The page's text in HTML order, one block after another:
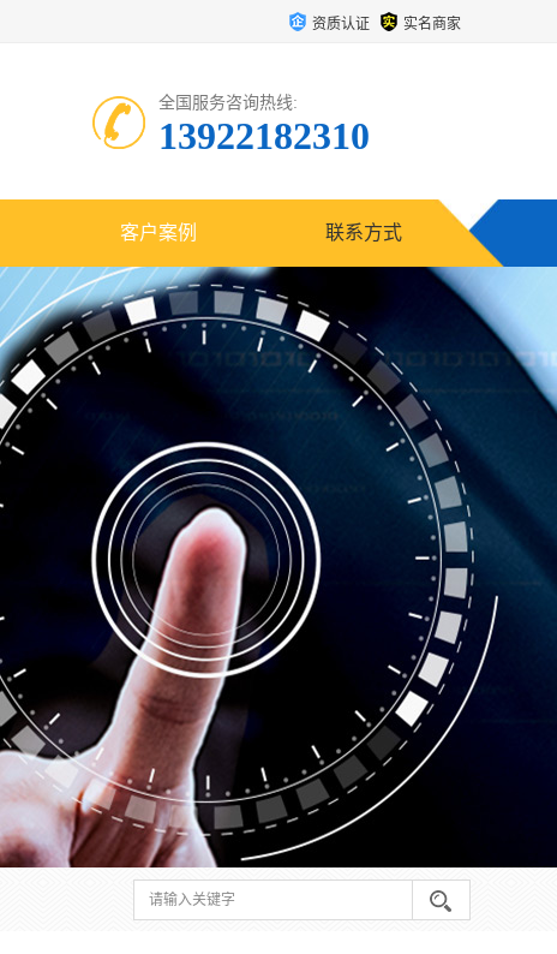
资质认证 实名商家
全国服务咨询热线:
13922182310
客户案例 联系方式